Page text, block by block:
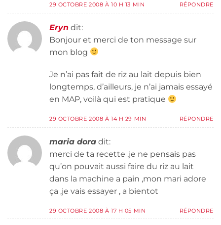
29 OCTOBRE 2008 À 10 H 13 MIN RÉPONDRE
Eryn dit:
Bonjour et merci de ton message sur
mon blog
Je n’ai pas fait de riz au lait depuis bien
longtemps, d’ailleurs, je n’ai jamais essayé
en MAP, voilà qui est pratique
29 OCTOBRE 2008 À 14 H 29 MIN RÉPONDRE
maria dora dit:
merci de ta recette ,je ne pensais pas
qu’on pouvait aussi faire du riz au lait
dans la machine a pain ,mon mari adore
ça ,je vais essayer , a bientot
29 OCTOBRE 2008 À 17 H 05 MIN RÉPONDRE